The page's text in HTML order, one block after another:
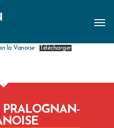
la Vanoise
Télécharger